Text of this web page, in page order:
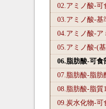
02.アミノ酸-可
03.アミノ酸-基
04.アミノ酸-
05.アミノ酸-(
06.脂肪酸-可食
07.脂肪酸-脂肪
08.脂肪酸-脂質
09.炭水化物-可